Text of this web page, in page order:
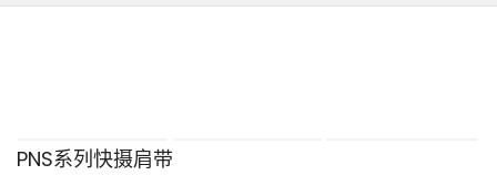
PNS系列快摄肩带